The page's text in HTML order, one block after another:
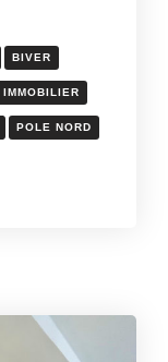
BIVER
IMMOBILIER
POLE NORD